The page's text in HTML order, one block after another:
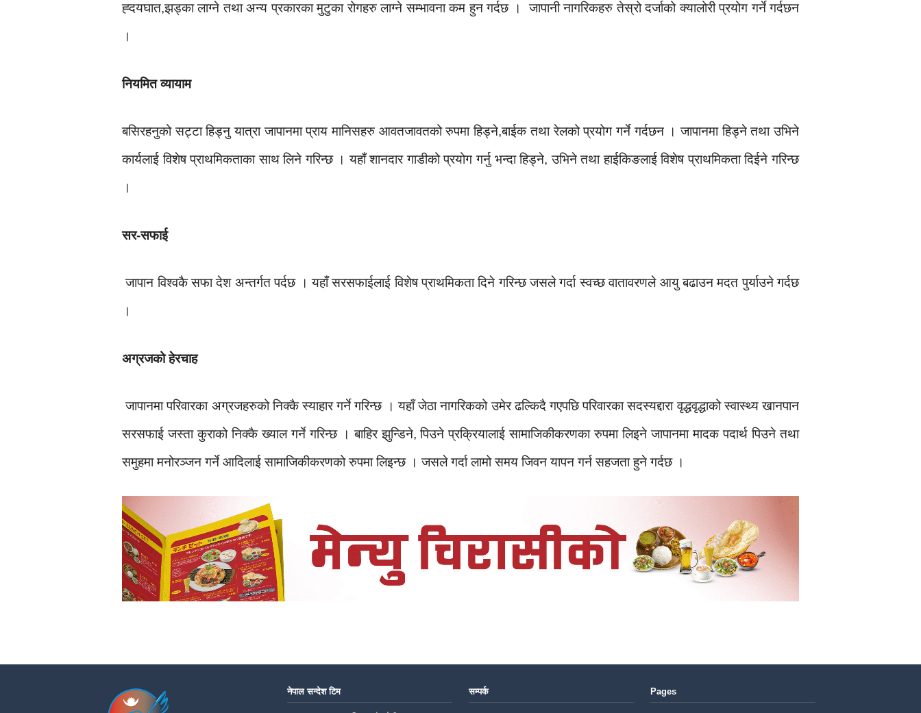
ह्दयघात,झड्का लाग्ने तथा अन्य प्रकारका मुटुका रोगहरु लाग्ने सम्भावना कम हुन गर्दछ । जापानी नागरिकहरु तेस्रो दर्जाको क्यालोरी प्रयोग गर्ने गर्दछन
।
नियमित व्यायाम
बसिरहनुको सट्टा हिड्नु यात्रा जापानमा प्राय मानिसहरु आवतजावतको रुपमा हिड्ने,बाईक तथा रेलको प्रयोग गर्ने गर्दछन । जापानमा हिड्ने तथा उभिने
कार्यलाई विशेष प्राथमिकताका साथ लिने गरिन्छ । यहाँ शानदार गाडीको प्रयोग गर्नु भन्दा हिड्ने, उभिने तथा हाईकिङलाई विशेष प्राथमिकता दिईने गरिन्छ
।
सर-सफाई
जापान विश्वकै सफा देश अन्तर्गत पर्दछ । यहाँ सरसफाईलाई विशेष प्राथमिकता दिने गरिन्छ जसले गर्दा स्वच्छ वातावरणले आयु बढाउन मदत पुर्याउने गर्दछ
।
अग्रजको हेरचाह
जापानमा परिवारका अग्रजहरुको निक्कै स्याहार गर्ने गरिन्छ । यहाँ जेठा नागरिकको उमेर ढल्किदै गएपछि परिवारका सदस्यद्दारा वृद्धवृद्धाको स्वास्थ्य खानपान
सरसफाई जस्ता कुराको निक्कै ख्याल गर्ने गरिन्छ । बाहिर झुन्डिने, पिउने प्रक्रियालाई सामाजिकीकरणका रुपमा लिइने जापानमा मादक पदार्थ पिउने तथा
समुहमा मनोरञ्जन गर्ने आदिलाई सामाजिकीकरणको रुपमा लिइन्छ । जसले गर्दा लामो समय जिवन यापन गर्न सहजता हुने गर्दछ ।
नेपाल सन्देश टिम सम्पर्क Pages